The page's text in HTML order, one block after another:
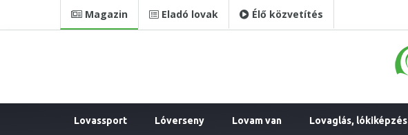
Magazin Eladó lovak Élő közvetítés
Lovassport Lóverseny Lovam van Lovaglás, lókiképzés